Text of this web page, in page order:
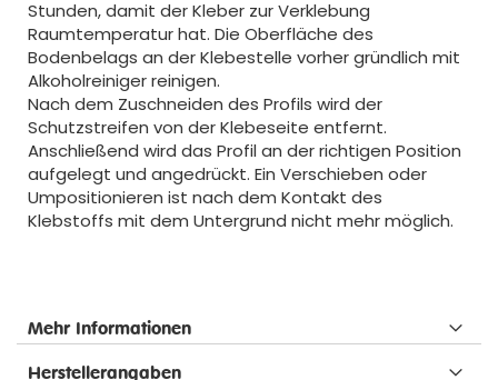
Stunden, damit der Kleber zur Verklebung
Raumtemperatur hat. Die Oberfläche des
Bodenbelags an der Klebestelle vorher gründlich mit
Alkoholreiniger reinigen.
Nach dem Zuschneiden des Profils wird der
Schutzstreifen von der Klebeseite entfernt.
Anschließend wird das Profil an der richtigen Position
aufgelegt und angedrückt. Ein Verschieben oder
Umpositionieren ist nach dem Kontakt des
Klebstoffs mit dem Untergrund nicht mehr möglich.
Mehr Informationen
Herstellerangaben